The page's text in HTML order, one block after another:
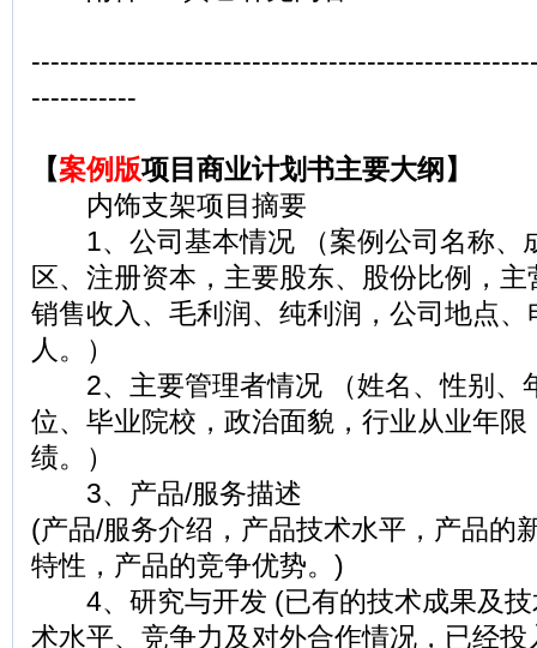
-----------
【案例版项目商业计划书主要大纲】
内饰支架项目摘要
1、公司基本情况 （案例公司名称、
区、注册资本，主要股东、股份比例，
销售收入、毛利润、纯利润，公司地点
人。）
2、主要管理者情况 （姓名、性别、
位、毕业院校，政治面貌，行业从业年
绩。）
3、产品/服务描述
(产品/服务介绍，产品技术水平，产品的
特性，产品的竞争优势。)
4、研究与开发 (已有的技术成果及技
术水平、竞争力及对外合作情况，已经